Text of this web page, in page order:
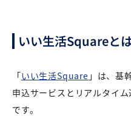
いい生活Squareと
「いい生活Square 」は、基
申込サービスとリアルタイ
です。